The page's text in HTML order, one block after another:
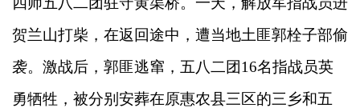
贺兰山打柴，在返回途中，遭当地土匪郭栓子部偷
袭。激战后，郭匪逃窜，五八二团16名指战员英
勇牺牲，被分别安葬在原惠农县三区的三乡和五